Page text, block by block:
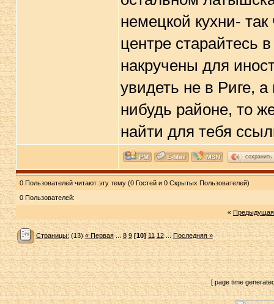
немецкой кухни-
центре старайтесь
накручены для
увидеть не в Риге,
нибудь районе, то
найти для тебя
сохранить
0 Пользователей читают эту тему (0 Гостей и 0 Скрытых Пользователей)
0 Пользователей:
«
Страницы:(13)« Первая...8 9 [10] 11 12...Последняя »
[ page time